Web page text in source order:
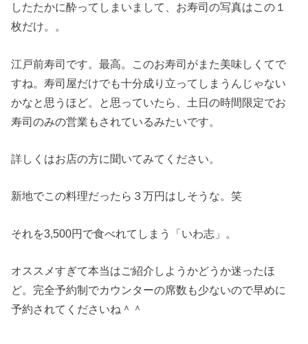
したたかに酔ってしまいまして、お寿司の写真はこの１
枚だけ。。
江戸前寿司です。最高。このお寿司がまた美味しくてで
すね。寿司屋だけでも十分成り立ってしまうんじゃない
かなと思うほど。と思っていたら、土日の時間限定でお
寿司のみの営業もされているみたいです。
詳しくはお店の方に聞いてみてください。
新地でこの料理だったら３万円はしそうな。笑
それを3,500円で食べれてしまう「いわ志」。
オススメすぎて本当はご紹介しようかどうか迷ったほ
ど。完全予約制でカウンターの席数も少ないので早めに
予約されてくださいね＾＾